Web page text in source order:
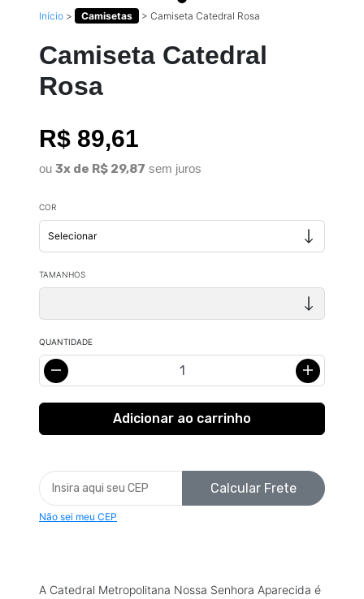
Início > Camisetas > Camiseta Catedral Rosa
Camiseta Catedral
Rosa
R$ 89,61
ou 3x de R$ 29,87 sem juros
COR
TAMANHOS
QUANTIDADE
Calcular Frete
Não sei meu CEP
A Catedral Metropolitana Nossa Senhora Aparecida é